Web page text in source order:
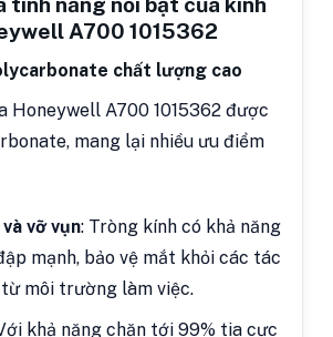
A700 1015362
chất lượng cao
Honeywell A700 1015362 được
mang lại nhiều ưu điểm
vỡ vụn: Tròng kính có khả năng
mạnh, bảo vệ mắt khỏi các tác
môi trường làm việc.
khả năng chặn tới 99% tia cực